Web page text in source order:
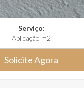
Serviço:
Aplicação m2
Solicite Agora